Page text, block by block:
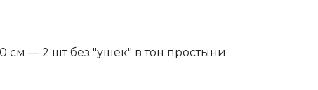
см — 2 шт без "ушек" в тон простыни